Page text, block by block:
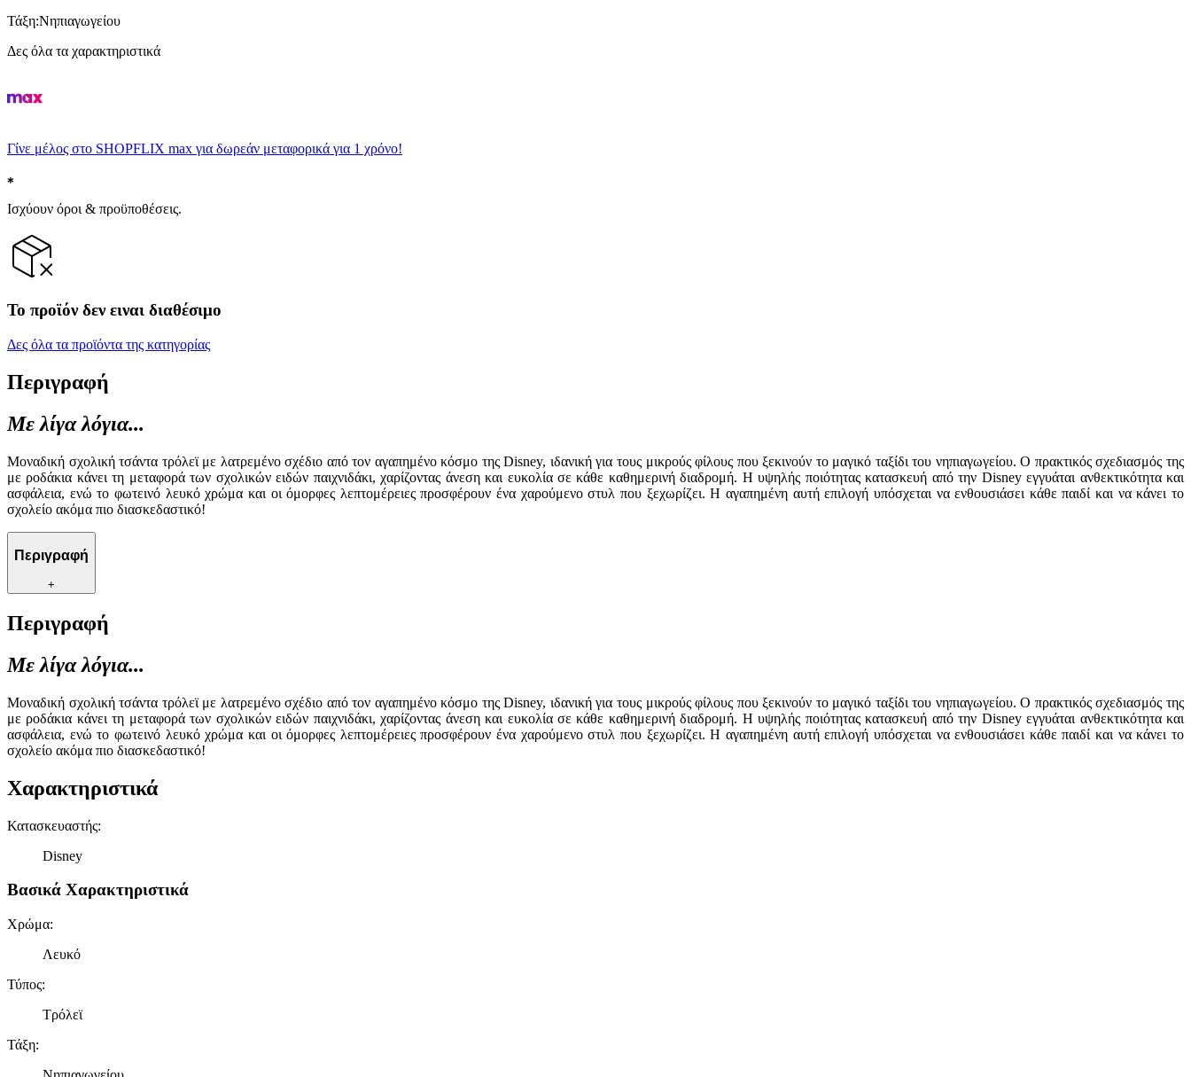
Τάξη:Νηπιαγωγείου
Δες όλα τα χαρακτηριστικά
Γίνε μέλος στο SHOPFLIX max για δωρεάν μεταφορικά για 1 χρόνο!
Ισχύουν όροι & προϋποθέσεις.
Το προϊόν δεν ειναι διαθέσιμο
Δες όλα τα προϊόντα της κατηγορίας
Περιγραφή
Με λίγα λόγια...
Μοναδική σχολική τσάντα τρόλεϊ με λατρεμένο σχέδιο από τον αγαπημένο κόσμο της Disney, ιδανική για τους μικρούς φίλους που ξεκινούν το μαγικό ταξίδι του νηπιαγωγείου. Ο πρακτικός σχεδιασμός της
με ροδάκια κάνει τη μεταφορά των σχολικών ειδών παιχνιδάκι, χαρίζοντας άνεση και ευκολία σε κάθε καθημερινή διαδρομή. Η υψηλής ποιότητας κατασκευή από την Disney εγγυάται ανθεκτικότητα και
ασφάλεια, ενώ το φωτεινό λευκό χρώμα και οι όμορφες λεπτομέρειες προσφέρουν ένα χαρούμενο στυλ που ξεχωρίζει. Η αγαπημένη αυτή επιλογή υπόσχεται να ενθουσιάσει κάθε παιδί και να κάνει το
σχολείο ακόμα πιο διασκεδαστικό!
Περιγραφή
+
Περιγραφή
Με λίγα λόγια...
Μοναδική σχολική τσάντα τρόλεϊ με λατρεμένο σχέδιο από τον αγαπημένο κόσμο της Disney, ιδανική για τους μικρούς φίλους που ξεκινούν το μαγικό ταξίδι του νηπιαγωγείου. Ο πρακτικός σχεδιασμός της
με ροδάκια κάνει τη μεταφορά των σχολικών ειδών παιχνιδάκι, χαρίζοντας άνεση και ευκολία σε κάθε καθημερινή διαδρομή. Η υψηλής ποιότητας κατασκευή από την Disney εγγυάται ανθεκτικότητα και
ασφάλεια, ενώ το φωτεινό λευκό χρώμα και οι όμορφες λεπτομέρειες προσφέρουν ένα χαρούμενο στυλ που ξεχωρίζει. Η αγαπημένη αυτή επιλογή υπόσχεται να ενθουσιάσει κάθε παιδί και να κάνει το
σχολείο ακόμα πιο διασκεδαστικό!
Χαρακτηριστικά
Κατασκευαστής:
Disney
Βασικά Χαρακτηριστικά
Χρώμα:
Λευκό
Τύπος:
Τρόλεϊ
Τάξη: